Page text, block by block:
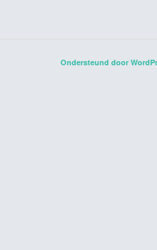
Ondersteund door